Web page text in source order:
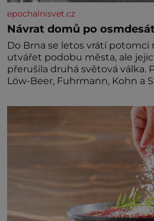
epochalnisvet.cz
Návrat domů po
Do Brna se letos vrátí
utvářet podobu města, ale
přerušila druhá světová válka.
Löw-Beer, Fuhrmann, Kohn a
židovské kultury ŠTETL FEST
nejsou jednoduché. Místa,
rodinných vyprávění, už dávno